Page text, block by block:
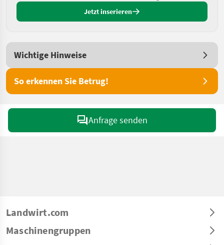
Jetzt inserieren
Wichtige Hinweise
So erkennen Sie Betrug!
Anfrage senden
Landwirt.com
Maschinengruppen